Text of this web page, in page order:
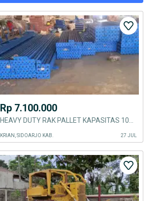
Rp 7.100.000
KRIAN, SIDOARJO KAB. 27 JUL